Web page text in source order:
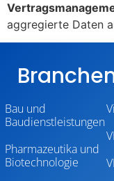
aggregierte Daten
Bau und
Baudienstleistungen
Pharmazeutika und
Biotechnologie